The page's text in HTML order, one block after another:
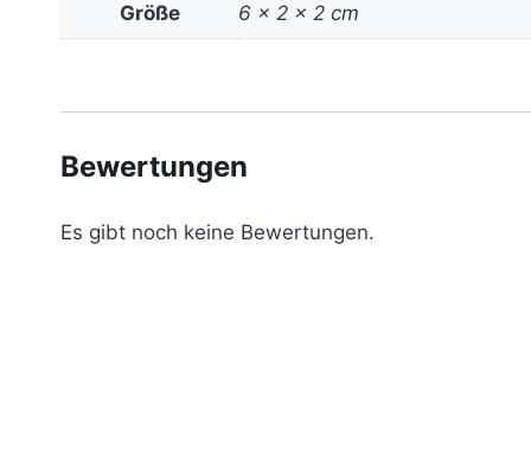
Größe 6 × 2 × 2 cm
Bewertungen
Es gibt noch keine Bewertungen.